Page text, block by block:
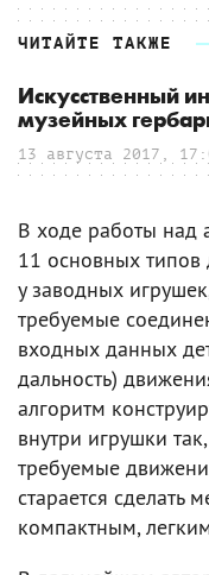
ЧИТАЙТЕ ТАКЖЕ
Искусственный
музейных
13 августа 2017,
В ходе работы над
11 основных типов
у заводных
требуемые
входных данных
дальность)
алгоритм
внутри игрушки
требуемые
старается сделать
компактным,